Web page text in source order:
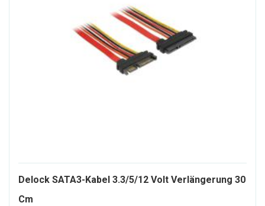
Delock SATA3-Kabel 3.3/5/12 Volt Verlängerung 30
Cm